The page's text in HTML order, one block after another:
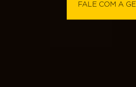
FALE COM A